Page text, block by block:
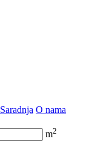
Saradnja O nama
m2